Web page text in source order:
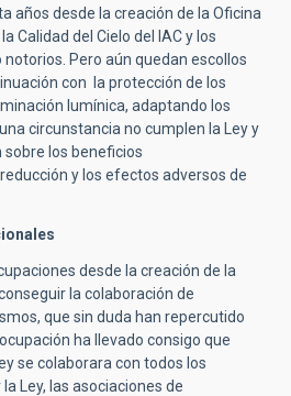
años desde la creación de la Oficina
Calidad del Cielo del IAC y los
Pero aún quedan escollos
con la protección de los
lumínica, adaptando los
circunstancia no cumplen la Ley y
sobre los beneficios
y los efectos adversos de
desde la creación de la
la colaboración de
que sin duda han repercutido
ha llevado consigo que
se colaborara con todos los
Ley, las asociaciones de